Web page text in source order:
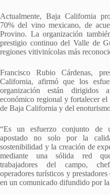
Actualmente, Baja California
70% del vino mexicano, de
Provino. La organización
prestigio continuo del Valle de
regiones vitivinícolas más
Francisco Rubio Cárdenas,
California, afirmó que los
organización están dirigidos
económico regional y fortalecer
de Baja California y del
“Es un esfuerzo conjunto de
apostado no solo por la
sostenibilidad y la creación de
mediante una sólida red
trabajadores del campo,
operadores turísticos y
en un comunicado difundido por